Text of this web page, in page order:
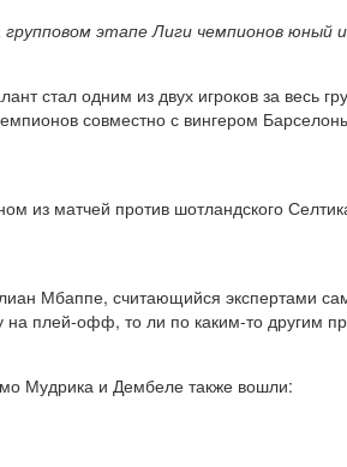
этапе Лиги чемпионов юный
стал одним из двух игроков за весь
совместно с вингером
из матчей против шотландского
Мбаппе, считающийся экспертами
плей-офф, то ли по каким-то другим
Мудрика и Дембеле также вошли: